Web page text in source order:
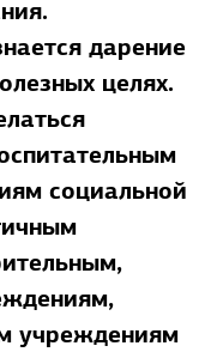
дарение
целях.
социальной
учреждениям